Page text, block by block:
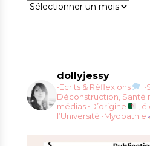
Archives
dollyjessy
•Ecrits & Réflexions
Déconstruction, Santé
médias •D’origine
,
l’Université •Myopathie